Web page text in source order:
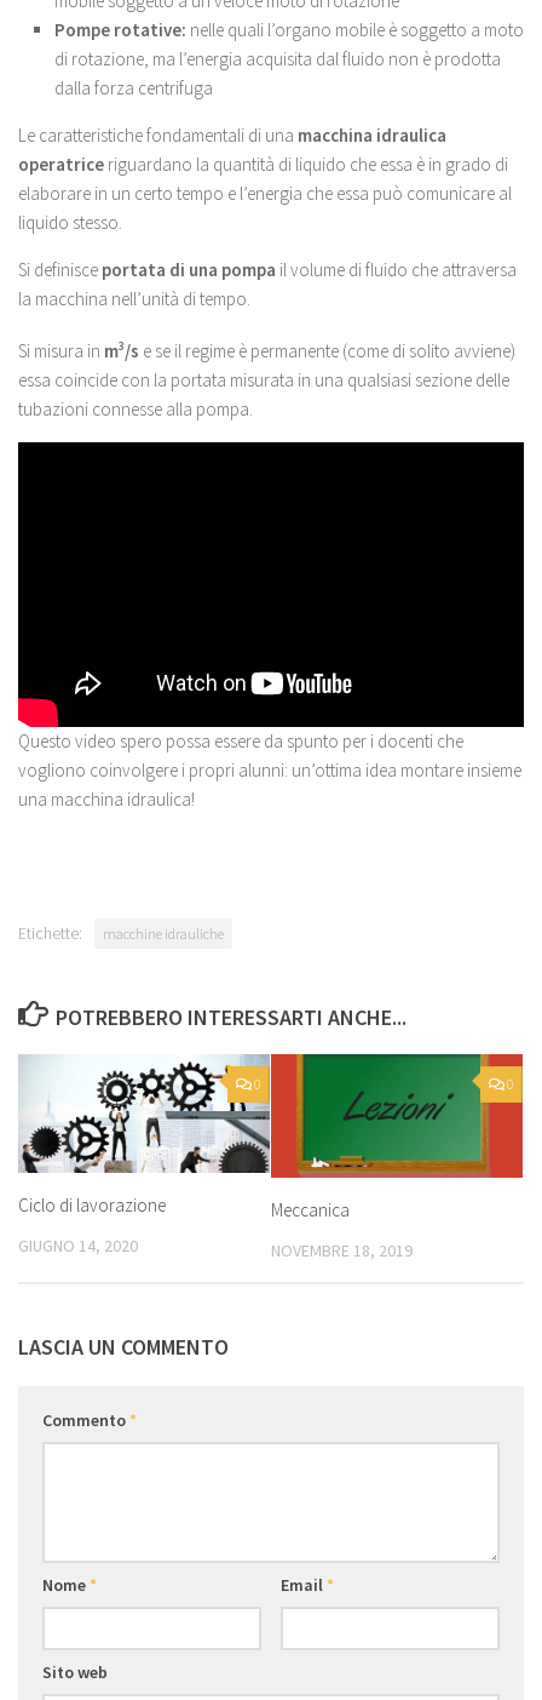
Pompe rotative: nelle quali l’organo mobile è soggetto a moto
di rotazione, ma l’energia acquisita dal fluido non è prodotta
dalla forza centrifuga
Le caratteristiche fondamentali di una macchina idraulica
operatrice riguardano la quantità di liquido che essa è in grado di
elaborare in un certo tempo e l’energia che essa può comunicare al
liquido stesso.
Si definisce portata di una pompa il volume di fluido che attraversa
la macchina nell’unità di tempo.
Si misura in m3/s e se il regime è permanente (come di solito avviene)
essa coincide con la portata misurata in una qualsiasi sezione delle
tubazioni connesse alla pompa.
Questo video spero possa essere da spunto per i docenti che
vogliono coinvolgere i propri alunni: un’ottima idea montare insieme
una macchina idraulica!
Etichette: macchine idrauliche
POTREBBERO INTERESSARTI ANCHE...
0
Ciclo di lavorazione
GIUGNO 14, 2020
0
Meccanica
NOVEMBRE 18, 2019
LASCIA UN COMMENTO
Commento*
Nome* Email*
Sito web